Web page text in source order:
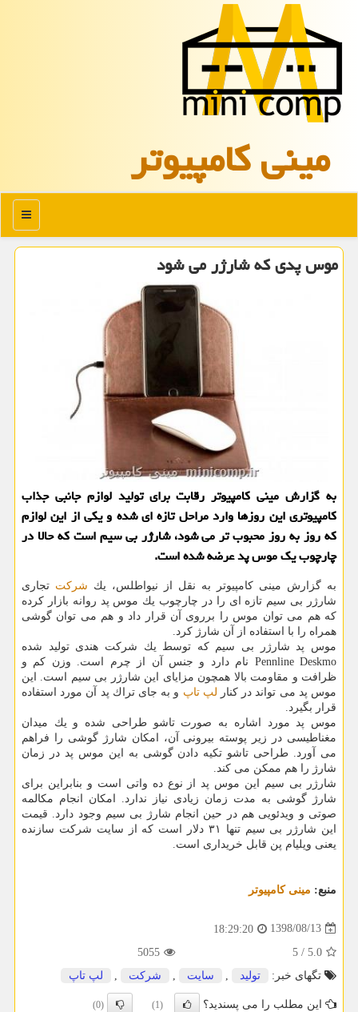
مینی كامپیوتر
منو
موس پدی كه شارژر می شود
به گزارش مینی كامپیوتر رقابت برای تولید لوازم جانبی جذاب
كامپیوتری این روزها وارد مراحل تازه ای شده و یكی از این لوازم
كه روز به روز محبوب تر می شود، شارژر بی سیم است كه حالا در
چارچوب یك موس پد عرضه شده است.
به گزارش مینی كامپیوتر به نقل از نیواطلس، یك شركت تجاری
شارژر بی سیم تازه ای را در چارچوب یك موس پد روانه بازار كرده
كه هم می توان موس را برروی آن قرار داد و هم می توان گوشی
همراه را با استفاده از آن شارژ كرد.
موس پد شارژر بی سیم كه توسط یك شركت هندی تولید شده
Pennline Deskmo نام دارد و جنس آن از چرم است. وزن كم و
ظرافت و مقاومت بالا همچون مزایای این شارژر بی سیم است. این
موس پد می تواند در كنار لپ تاپ و به جای تراك پد آن مورد استفاده
قرار بگیرد.
موس پد مورد اشاره به صورت تاشو طراحی شده و یك میدان
مغناطیسی در زیر پوسته بیرونی آن، امكان شارژ گوشی را فراهم
می آورد. طراحی تاشو تكیه دادن گوشی به این موس پد در زمان
شارژ را هم ممكن می كند.
شارژر بی سیم این موس پد از نوع ده واتی است و بنابراین برای
شارژ گوشی به مدت زمان زیادی نیاز ندارد. امكان انجام مكالمه
صوتی و ویدئویی هم در حین انجام شارژ بی سیم وجود دارد. قیمت
این شارژر بی سیم تنها ۳۱ دلار است كه از سایت شركت سازنده
یعنی ویلیام پن قابل خریداری است.
منبع: مینی كامپیوتر
1398/08/13
18:29:20
5.0
/
5
5055
تگهای خبر:
تولید سایت شركت لپ تاپ
این مطلب را می پسندید؟ (1)
(0)